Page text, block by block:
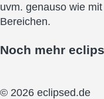
uvm. genauso wie
Bereichen.
Noch mehr
© 2026 eclipsed.de